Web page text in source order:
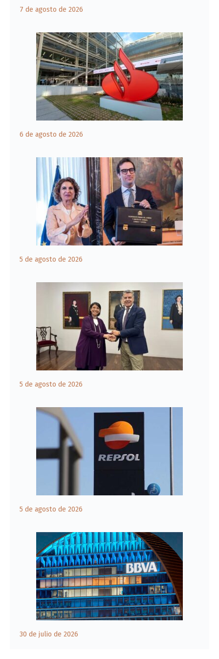
7 de agosto de 2026
6 de agosto de 2026
5 de agosto de 2026
5 de agosto de 2026
5 de agosto de 2026
30 de julio de 2026